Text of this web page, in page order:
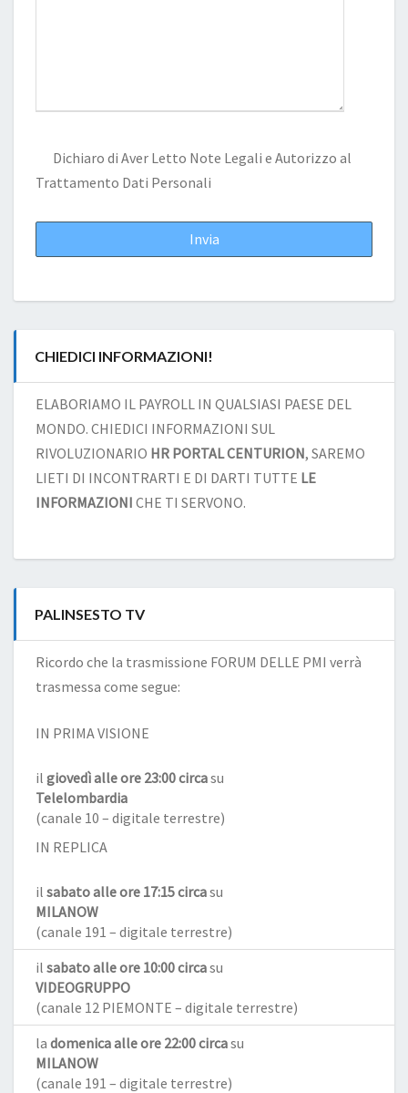
Dichiaro di Aver Letto Note Legali e Autorizzo al
Trattamento Dati Personali
CHIEDICI INFORMAZIONI!
ELABORIAMO IL PAYROLL IN QUALSIASI PAESE DEL
MONDO. CHIEDICI INFORMAZIONI SUL
RIVOLUZIONARIO HR PORTAL CENTURION, SAREMO
LIETI DI INCONTRARTI E DI DARTI TUTTE LE
INFORMAZIONI CHE TI SERVONO.
PALINSESTO TV
Ricordo che la trasmissione FORUM DELLE PMI verrà
trasmessa come segue:
IN PRIMA VISIONE
il giovedì alle ore 23:00 circasu
Telelombardia
(canale 10 – digitale terrestre)
IN REPLICA
il sabato alle ore 17:15 circasu
MILANOW
(canale 191 – digitale terrestre)
il sabato alle ore 10:00 circasu
VIDEOGRUPPO
(canale 12 PIEMONTE – digitale terrestre)
la domenica alle ore 22:00 circasu
MILANOW
(canale 191 – digitale terrestre)